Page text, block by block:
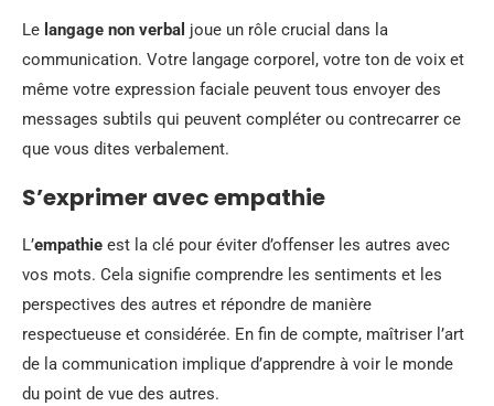
Le langage non verbal joue un rôle crucial dans la
communication. Votre langage corporel, votre ton de voix et
même votre expression faciale peuvent tous envoyer des
messages subtils qui peuvent compléter ou contrecarrer ce
que vous dites verbalement.
S’exprimer avec empathie
L’empathie est la clé pour éviter d’offenser les autres avec
vos mots. Cela signifie comprendre les sentiments et les
perspectives des autres et répondre de manière
respectueuse et considérée. En fin de compte, maîtriser l’art
de la communication implique d’apprendre à voir le monde
du point de vue des autres.